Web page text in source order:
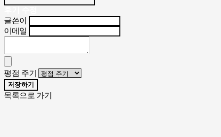
글쓴이
이메일
평점 주기
저장하기
목록으로 가기